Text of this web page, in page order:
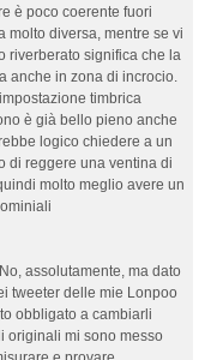
è poco coerente fuori
molto diversa, mentre se vi
riverberato significa che la
anche in zona di incrocio.
timbrica
è già bello pieno anche
logico chiedere a un
di reggere una ventina di
molto meglio avere un
assolutamente, ma dato
tweeter delle mie Lonpoo
obbligato a cambiarli
originali mi sono messo